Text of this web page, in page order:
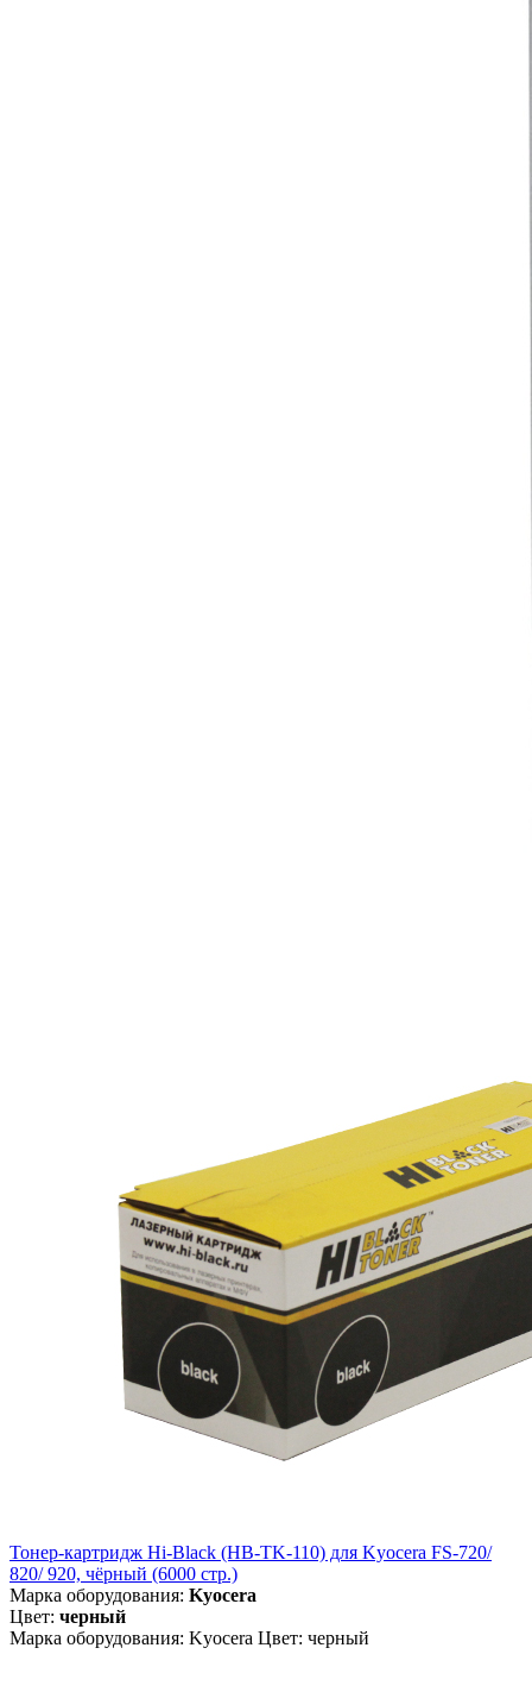
Тонер-картридж Hi-Black (HB-TK-110) для Kyocera FS-720/
820/ 920, чёрный (6000 стр.)
Марка оборудования: Kyocera
Цвет: черный
Марка оборудования: Kyocera Цвет: черный